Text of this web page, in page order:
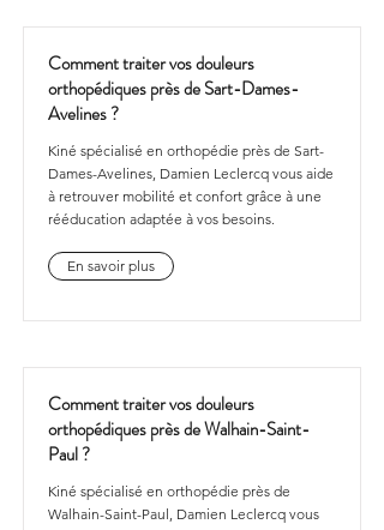
Comment traiter vos douleurs
orthopédiques près de Sart-Dames-
Avelines ?
Kiné spécialisé en orthopédie près de Sart-
Dames-Avelines, Damien Leclercq vous aide
à retrouver mobilité et confort grâce à une
rééducation adaptée à vos besoins.
En savoir plus
Comment traiter vos douleurs
orthopédiques près de Walhain-Saint-
Paul ?
Kiné spécialisé en orthopédie près de
Walhain-Saint-Paul, Damien Leclercq vous